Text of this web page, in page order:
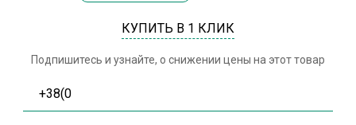
КУПИТЬ В 1 КЛИК
Подпишитесь и узнайте, о снижении цены на этот товар